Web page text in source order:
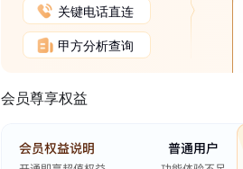
关键电话直连
甲方分析查询
会员尊享权益